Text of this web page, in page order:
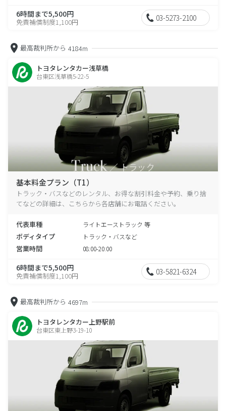
6時間まで5,500円
免責補償制度1,100円 03-5273-2100
最高裁判所から 4184m
トヨタレンタカー浅草橋
台東区浅草橋5-22-5
基本料金プラン（T1）
トラック・バスなどのレンタル、お得な割引料金や予約、乗り捨
てなどの詳細は、こちらから各店舗にお電話ください。
代表車種 ライトエーストラック 等
ボディタイプ トラック・バスなど
営業時間 08:00-20:00
6時間まで5,500円
免責補償制度1,100円 03-5821-6324
最高裁判所から 4697m
トヨタレンタカー上野駅前
台東区東上野3-19-10